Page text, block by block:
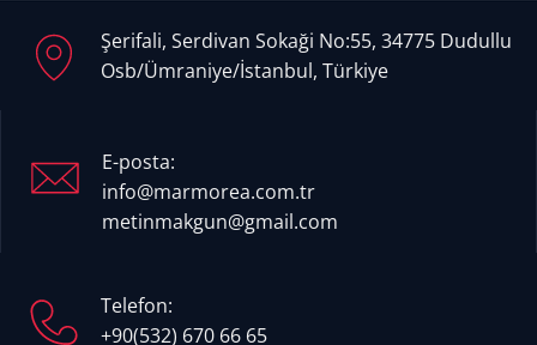
Şerifali, Serdivan Sokaği No:55, 34775 Dudullu
Osb/Ümraniye/İstanbul, Türkiye
E-posta:
info@marmorea.com.tr
metinmakgun@gmail.com
Telefon:
+90(532) 670 66 65